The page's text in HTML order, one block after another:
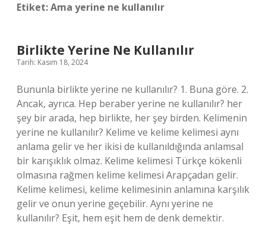
Etiket:Ama yerine ne kullanılır
Birlikte Yerine Ne Kullanılır
Tarih: Kasım 18, 2024
Bununla birlikte yerine ne kullanılır? 1. Buna göre. 2.
Ancak, ayrıca. Hep beraber yerine ne kullanılır? her
şey bir arada, hep birlikte, her şey birden. Kelimenin
yerine ne kullanılır? Kelime ve kelime kelimesi aynı
anlama gelir ve her ikisi de kullanıldığında anlamsal
bir karışıklık olmaz. Kelime kelimesi Türkçe kökenli
olmasına rağmen kelime kelimesi Arapçadan gelir.
Kelime kelimesi, kelime kelimesinin anlamına karşılık
gelir ve onun yerine geçebilir. Aynı yerine ne
kullanılır? Eşit, hem eşit hem de denk demektir.